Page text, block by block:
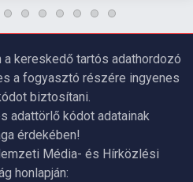
a kereskedő tartós adathordozó
a fogyasztó részére ingyenes
biztosítani.
adattörlő kódot adatainak
érdekében!
Média- és Hírközlési
honlapján: